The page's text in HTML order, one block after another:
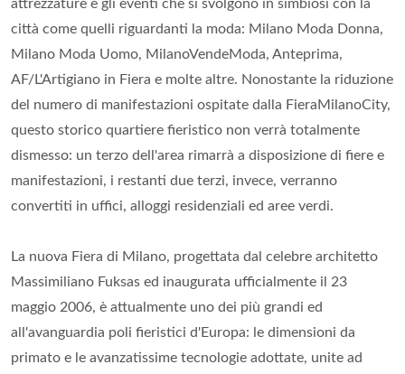
attrezzature e gli eventi che si svolgono in simbiosi con la
città come quelli riguardanti la moda: Milano Moda Donna,
Milano Moda Uomo, MilanoVendeModa, Anteprima,
AF/L'Artigiano in Fiera e molte altre. Nonostante la riduzione
del numero di manifestazioni ospitate dalla FieraMilanoCity,
questo storico quartiere fieristico non verrà totalmente
dismesso: un terzo dell'area rimarrà a disposizione di fiere e
manifestazioni, i restanti due terzi, invece, verranno
convertiti in uffici, alloggi residenziali ed aree verdi.
La nuova Fiera di Milano, progettata dal celebre architetto
Massimiliano Fuksas ed inaugurata ufficialmente il 23
maggio 2006, è attualmente uno dei più grandi ed
all'avanguardia poli fieristici d'Europa: le dimensioni da
primato e le avanzatissime tecnologie adottate, unite ad